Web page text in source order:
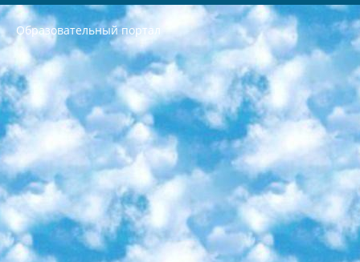
Образовательный портал
РЕСПУБЛИКА УЗБЕКИСТАН МИНИСТРЕРСТВО ДОШКОЛЬНОГО И ШКОЛЬНОГО ОБРАЗОВАНИЯ КОМАНДА в общеобразовательных учреждениях в 2023-2024 учебном году организация и проведение итоговой государственной аттестации обучающихся о Министра дошкольного и школьного образования Республики Узбекистан от 4 марта 2008 года (постановлением Минюста от 20 марта 2008 года № 1778 государственной регистрации) «Итоговое состояние учащихся общего среднего образования на основании положения об утверждении положения об аттестации общего среднего образования выпускной экзамен студентов в образовательных учреждениях в 2023-2024 учебном году В целях организации и прохождения аттестации приказываю: 1. Следующее: перечень предметов, по которым будет проводиться итоговая государственная аттестация и экзамен формы перевода согласно приложению 1; сертификаты международного образца, оценивающие уровень владения иностранными языками перечень согласно приложению 2; 2. Педагогический при специализированных образовательных учреждениях. научно-практический центр квалификации и международной оценки (Д.Давидова) 2024 г. До 25 марта: задания по предметам, по которым будет проводиться итоговая аттестация разработка и утверждение технических условий; итоговая аттестация на основании разработанного предметного задания разработка вопросов по предметам (устно и письменно), экзамен передача; общеобразовательные средние школы и специальные учебные заведения учащиеся выпускных классов школ и интернатов в агентской системе подготовка базы данных экзаменационных материалов и критериев оценки; перевод базы экзаменационных материалов на все языки обучения подать в Республиканский образовательный центр для изготовления; варианты экзаменов на основе разработанных контрольных материалов пусть будут поставлены задачи формирования. 3. Республиканский образовательный центр (Ш.Худайкулов) до 5 апреля 2024 года. до: база данных предоставленных экзаменационных материалов на все языки обучения перевод и экспертиза; для слепых, слабовидящих, глухих, слабослышащих и умственно отсталых детей учащиеся выпускных классов специализированных школ и школ-интернатов база данных экзаменационных материалов на всех преподаваемых языках подготовка критериев оценки; специализированные школы для умственно отсталых детей и технологии для учащихся выпускных классов школ-интернатов разработка соответствующих рекомендаций и критериев проведения ЕГЭ по естествознанию давать задания. 4. Педагогический при специализированных образовательных учреждениях. Научно-практический центр навыков и международной оценки (Д.Давидова), Республика образовательный центр (Худайкулов Ш.) итоговый государственный аттестационный экзамен ориентирован на творческое и логическое мышление при подготовке базы материалов учитывать введение заданий. 5. Следует отметить, что: сертификат государственного образца о знании общеобразовательного предмета и как минимум национальный уровень B1 по предметам на иностранных языках, указанным в Приложении 2. или международно признанный сертификат эквивалентного уровня студенты, изучающие определенный предмет, освобождаются от экзамена; по соответствующим предметам запланирована итоговая государственная аттестация за день до дня, путем жеребьевки Рабочей группой (в письменной форме по предметам, проводимым в форме) из числа сформированных вариантов выбрано 2 варианта; 2 выбранных варианта экзамена анонсированы на официальном сайте министерства и все выпускники по всей стране на основе этих вариантов проводит итоговую государственную аттестацию. 6. Государственное образование учащихся средних общеобразовательных учреждений. знания в соответствии с квалификационными требованиями, которые необходимо приобрести на основании стандартов итоговый (выпускной) контроль для 9 и 11 классов в целях тестирования Экзамены (далее – экзамены) состоят из предметов, перечисленных в приложении 1. будет сделано. 7. Экзамены пройдут с 26 мая по 15 июня 2024 г. (кроме науки физического воспитания). 8. Физическая для учащихся 9 классов общесредних образовательных учреждений. Экзамены по предмету «Образование, квалификация медицина» 1-6 мая 2024 года. сотрудники перевести под присмотр (с отклонениями в физическом или умственном развитии) специализированная школа для детей, школы-интернаты и со сколиозом школы-интернаты санаторного типа для больных детей исключены). 9. Он был слепым, слабовидящим и имел нарушения опорно-двигательного аппарата. экзамены в специализированных школах и интернатах для детей должны проводиться исходя из требований, предъявляемых к общеобразовательным учреждениям (физкультура кроме науки). 10. Специализированная школа для глухих и слабослышащих детей. и экзамены в интернатах и быть реализован в виде письменного теста по математике. 11. Специальность для умственно отсталых детей. Для 9 класса Родной язык и литературное письмо Государственный язык (язык обучения – узбекский). для неклассов) написано Математическое письмо Письменная/устная история Узбекистана Физическое воспитание практично Итоговый контроль Для 11 класса Написание родного языка и литературы (эссе) Математическое письмо Узбекский язык (обучение на узбекском языке) не посещающее общее среднее образование для учреждений)/Образовательное учреждение выбор письменный и устный Иностранный язык письменный/устный Письменная/устная история Узбекистана *По выбору студента:  Химия  Физика  Основы государственного права  География 10 бесплатных образовательных ресурсов - Мы составили подборку онлайн-проектов с интерактивными упражнениями, видеолекциями и статьями. Они помогут вам обрести новые и освежить старые знания бесплатно. 1. «ИНТУИТ» Старейшая образовательная площадка Рунета. Здесь вы найдёте сотни текстовых и видеокурсов на десятки различных тем — от программирования до психологии. Многие курсы подготовлены российскими университетами и крупными международными компаниями вроде Intel и Microsoft. Самостоятельное обучение бесплатное, но желающие могут оплатить услуги персональных наставников. 2. «Смартия» знакомит с актуальными профессиями и подсказывает, как им обучаться. Выбрав заинтересовавшую вас специальность — SMM-специалист, фотограф, веб-дизайнер или другую, — увидите список необходимых для неё умений. Чтобы вы могли освоить их самостоятельно, для каждого умения площадка отображает подборку ссылок на учебные материалы. Хотя «Смартия» ориентируется на русскоязычную аудиторию, часть контента всё же доступна только на английском. 3. «Лекторий Физтеха» Проект Московского физико-технического института (Физтеха). С его помощью вы можете смотреть онлайн серии лекций, записанные на видео в этом вузе. В числе доступных предметов — физика, биология, химия, информационные технологии и другие. К некоторым лекциям администрация ресурса прилагает готовые конспекты, которые можно скачивать в PDF-формате. 4. ITMOcourses Онлайн-площадка Санкт-Петербургского национального исследовательского университета информационных технологий, механики и оптики (ИТМО). Ресурс предоставляет свободный доступ к курсам, разработанным в этом вузе. Каталог материалов разбит на четыре категории: «Оптические системы и технологии», «Приборостроение и робототехника», «Информационные технологии» и «Биотехнологии». Курсы состоят из видеолекций, интерактивных демонстраций и заданий. 5. «КиберЛенинка» Электронная научная библиотека открытого доступа. Каталог площадки регулярно обрастает текстами статей из различных научных изданий. Сгруппированные по журналам и рубрикам публикации можно читать онлайн или скачивать целиком в PDF-формате. Проект нацелен на популяризацию науки за счёт открытого доступа к качественной информации. 6. «ПостНаука» На этом ресурсе публикуют подборки видеолекций, составленные экспертами из разных отраслей и объединённые общими темами. Среди них, к примеру, есть серии «Биоинформатика и геномика», «Культура средневековой Скандинавии» и Cinema Studies о теории кино. Каждая подборка лекций — логически связанная история, рассказанная экспертом от первого лица. Кроме того, на сайте появляются научно-образовательные статьи и тесты на разные темы. 7. «Newочём» Команда проекта «Newочём» отбирает самые интересные тексты из англоязычных СМИ и переводит те из них, за которые голосуют участники сообщества «ВКонтакте». По большей части это научно-популярные статьи. Редакторы придумывают лишь заголовки, в остальном содержание переводов соответствует оригиналам. Полные тексты можно читать прямо в социальной сети. 8. InternetUrok Онлайн-база материалов по основным дисциплинам школьной программы. Информация на сайте структурирована по классам, предметам и темам (урокам). Каждый урок состоит из видеолекций и конспектов. Есть также интерактивные тренажёры и тесты для закрепления пройденного материала. Даже если вы давно окончили школу, возможность повторить программу старших классов всегда может пригодиться. 9. Edutainme Ещё один ресурс об образовании. В отличие от Newtonew, как мне кажется, Edutainme больше ориентируется на представителей индустрии: педагогов, предпринимателей, разработчиков образовательных проектов. Но и любой, кто просто стремится к саморазвитию, найдёт на сайте много полезного и интересного для себя. Например, информацию о новых курсах и образовательных сервисах. 10. Newtonew Онлайн-медиа об образовании и обучении в широком смысле. Авторы Newtonew пишут об инструментах, заведениях, тактиках и стратегиях, которые помогают учить других и получать новые знания самостоятельно. На этой площадке вы найдёте новости, обзоры, аналитические мат